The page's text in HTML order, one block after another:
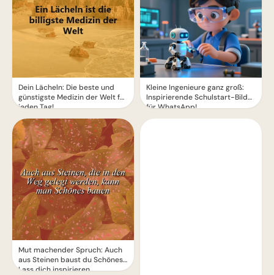
Dein Lächeln: Die beste und
günstigste Medizin der Welt für
jeden Tag!
Mut machender Spruch: Auch
aus Steinen baust du Schönes!
Lass dich inspirieren.
Kleine Ingenieure ganz groß:
Inspirierende Schulstart-Bilder
für WhatsApp!